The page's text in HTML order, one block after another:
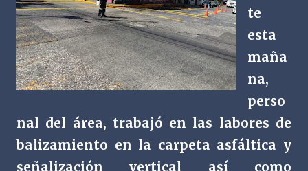
te
esta
maña
na,
perso
nal del área, trabajó en las labores de
balizamiento en la carpeta asfáltica y
señalización vertical así como